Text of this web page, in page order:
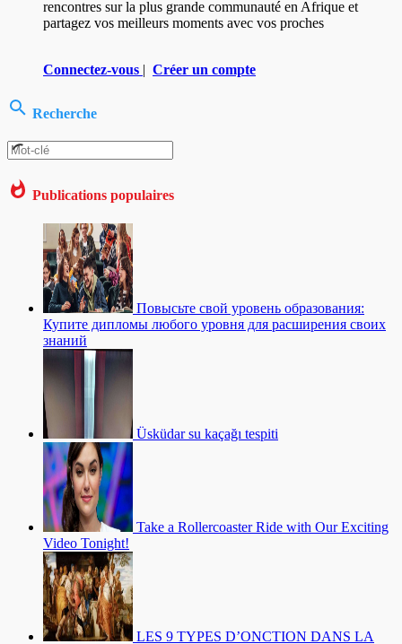
rencontres sur la plus grande communauté en Afrique et
partagez vos meilleurs moments avec vos proches
Connectez-vous | Créer un compte
Recherche
Publications populaires
Повысьте свой уровень образования:
Купите дипломы любого уровня для расширения своих
знаний
Üsküdar su kaçağı tespiti
Take a Rollercoaster Ride with Our Exciting
Video Tonight!
LES 9 TYPES D’ONCTION DANS LA